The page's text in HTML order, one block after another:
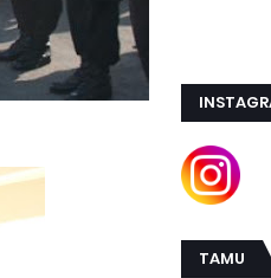
TAMU